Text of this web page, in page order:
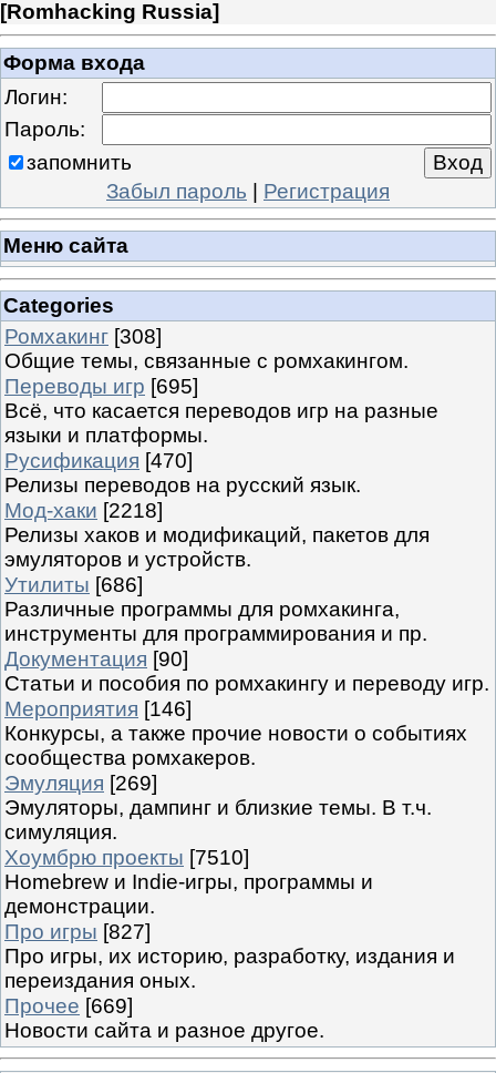
[Romhacking Russia]
Форма входа
Логин:
Пароль:
запомнить
Забыл пароль | Регистрация
Меню сайта
Categories
Ромхакинг [308]
Общие темы, связанные с ромхакингом.
Переводы игр [695]
Всё, что касается переводов игр на разные
языки и платформы.
Русификация [470]
Релизы переводов на русский язык.
Мод-хаки [2218]
Релизы хаков и модификаций, пакетов для
эмуляторов и устройств.
Утилиты [686]
Различные программы для ромхакинга,
инструменты для программирования и пр.
Документация [90]
Статьи и пособия по ромхакингу и переводу игр.
Мероприятия [146]
Конкурсы, а также прочие новости о событиях
сообщества ромхакеров.
Эмуляция [269]
Эмуляторы, дампинг и близкие темы. В т.ч.
симуляция.
Хоумбрю проекты [7510]
Homebrew и Indie-игры, программы и
демонстрации.
Про игры [827]
Про игры, их историю, разработку, издания и
переиздания оных.
Прочее [669]
Новости сайта и разное другое.